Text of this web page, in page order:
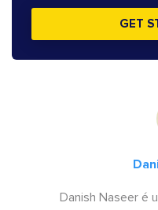
GET
Danish Naseer é